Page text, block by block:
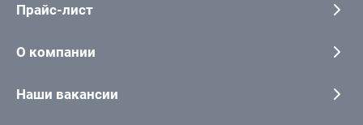
Прайс-лист
О компании
Наши вакансии